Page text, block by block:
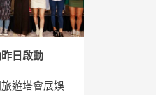
日啟動
遊塔會展娛